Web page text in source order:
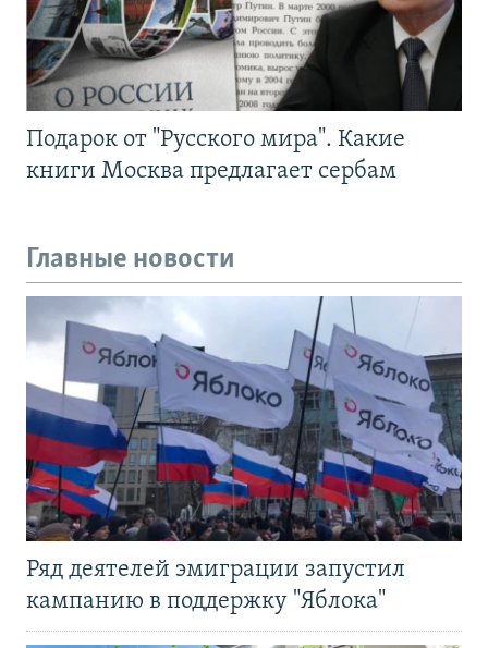
Подарок от "Русского мира". Какие
книги Москва предлагает сербам
Главные новости
Ряд деятелей эмиграции запустил
кампанию в поддержку "Яблока"